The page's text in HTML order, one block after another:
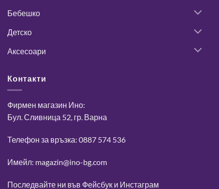
Бебешко
Детско
Аксесоари
Контакти
Фирмен магазин Ино:
Бул. Сливница 52, гр. Варна
Телефон за връзка: 0887 574 536
Имейл: magazin@ino-bg.com
Последвайте ни във Фейсбук и Инстаграм